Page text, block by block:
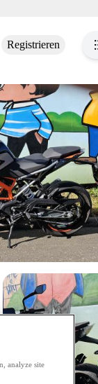
Registrieren
analyze site